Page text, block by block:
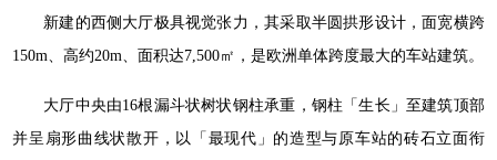
新建的西侧大厅极具视觉张力，其采取半圆拱形设计，面宽横跨
150m、高约20m、面积达7,500㎡，是欧洲单体跨度最大的车站建筑。
大厅中央由16根漏斗状树状钢柱承重，钢柱「生长」至建筑顶部
并呈扇形曲线状散开，以「最现代」的造型与原车站的砖石立面衔